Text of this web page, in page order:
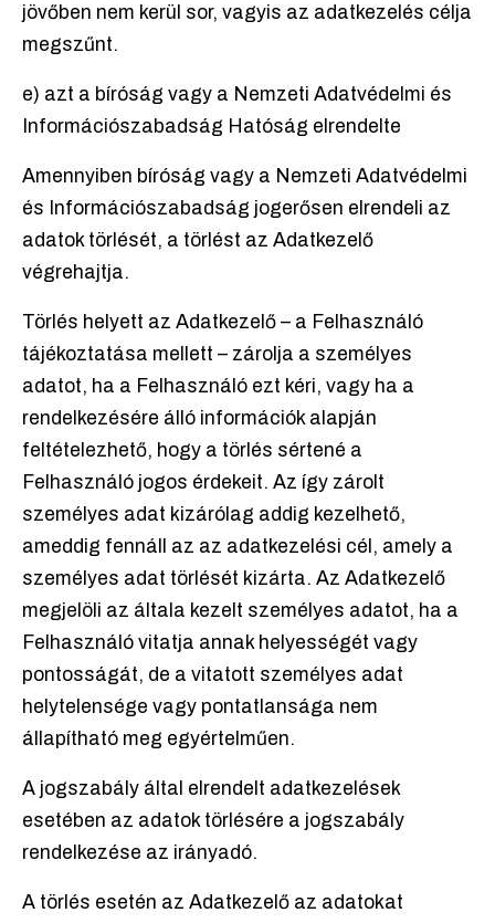
jövőben nem kerül sor, vagyis az adatkezelés célja
megszűnt.
e) azt a bíróság vagy a Nemzeti Adatvédelmi és
Információszabadság Hatóság elrendelte
Amennyiben bíróság vagy a Nemzeti Adatvédelmi
és Információszabadság jogerősen elrendeli az
adatok törlését, a törlést az Adatkezelő
végrehajtja.
Törlés helyett az Adatkezelő – a Felhasználó
tájékoztatása mellett – zárolja a személyes
adatot, ha a Felhasználó ezt kéri, vagy ha a
rendelkezésére álló információk alapján
feltételezhető, hogy a törlés sértené a
Felhasználó jogos érdekeit. Az így zárolt
személyes adat kizárólag addig kezelhető,
ameddig fennáll az az adatkezelési cél, amely a
személyes adat törlését kizárta. Az Adatkezelő
megjelöli az általa kezelt személyes adatot, ha a
Felhasználó vitatja annak helyességét vagy
pontosságát, de a vitatott személyes adat
helytelensége vagy pontatlansága nem
állapítható meg egyértelműen.
A jogszabály által elrendelt adatkezelések
esetében az adatok törlésére a jogszabály
rendelkezése az irányadó.
A törlés esetén az Adatkezelő az adatokat